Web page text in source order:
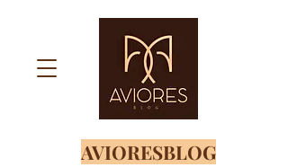
AVIORESBLOG